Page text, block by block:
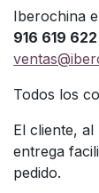
Iberochina
916 619 622
Todos los
El cliente,
entrega
pedido.